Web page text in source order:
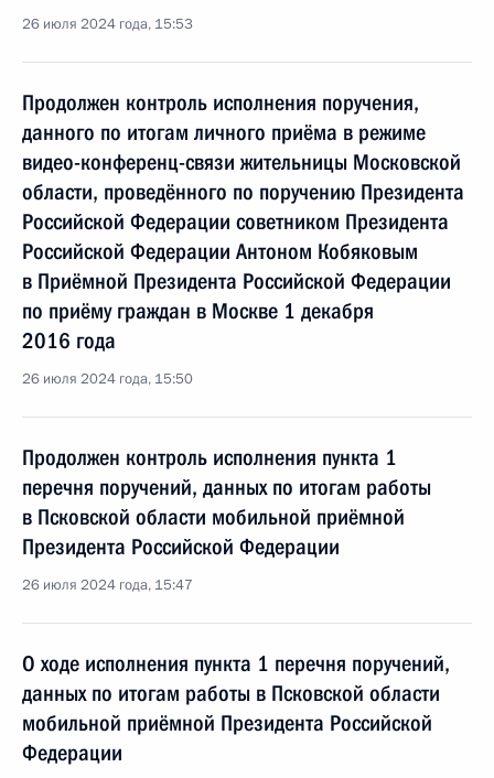
26 июля 2024 года, 15:53
Продолжен контроль исполнения поручения,
данного по итогам личного приёма в режиме
видео-конференц-связи жительницы Московской
области, проведённого по поручению Президента
Российской Федерации советником Президента
Российской Федерации Антоном Кобяковым
в Приёмной Президента Российской Федерации
по приёму граждан в Москве 1 декабря
2016 года
26 июля 2024 года, 15:50
Продолжен контроль исполнения пункта 1
перечня поручений, данных по итогам работы
в Псковской области мобильной приёмной
Президента Российской Федерации
26 июля 2024 года, 15:47
О ходе исполнения пункта 1 перечня поручений,
данных по итогам работы в Псковской области
мобильной приёмной Президента Российской
Федерации